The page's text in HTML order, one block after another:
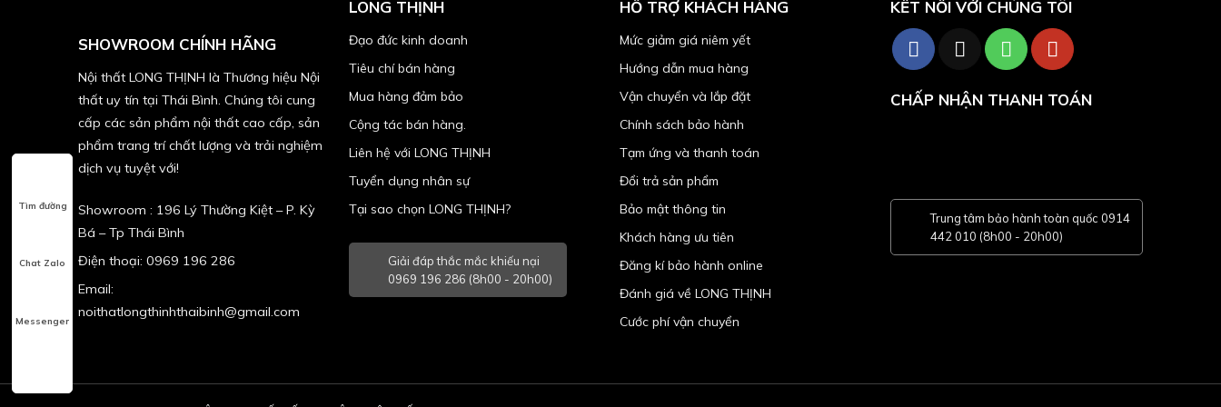
SHOWROOM CHÍNH HÃNG
Nội thất LONG THỊNH là Thương hiệu Nội
thất uy tín tại Thái Bình. Chúng tôi cung
cấp các sản phẩm nội thất cao cấp, sản
phẩm trang trí chất lượng và trải nghiệm
dịch vụ tuyệt với!
Showroom : 196 Lý Thường Kiệt – P. Kỳ
Bá – Tp Thái Bình
Điện thoại: 0969 196 286
Email:
noithatlongthinhthaibinh@gmail.com
LONG THỊNH
Đạo đức kinh doanh
Tiêu chí bán hàng
Mua hàng đảm bảo
Cộng tác bán hàng.
Liên hệ với LONG THỊNH
Tuyển dụng nhân sự
Tại sao chọn LONG THỊNH?
Giải đáp thắc mắc khiếu nại
0969 196 286 (8h00 - 20h00)
HỖ TRỢ KHÁCH HÀNG
Mức giảm giá niêm yết
Hướng dẫn mua hàng
Vận chuyển và lắp đặt
Chính sách bảo hành
Tạm ứng và thanh toán
Đổi trả sản phẩm
Bảo mật thông tin
Khách hàng ưu tiên
Đăng kí bảo hành online
Đánh giá về LONG THỊNH
Cước phí vận chuyển
KẾT NỐI VỚI CHÚNG TÔI
CHẤP NHẬN THANH TOÁN
Trung tâm bảo hành toàn quốc 0914
442 010 (8h00 - 20h00)
Tìm đường
Chat Zalo
Messenger